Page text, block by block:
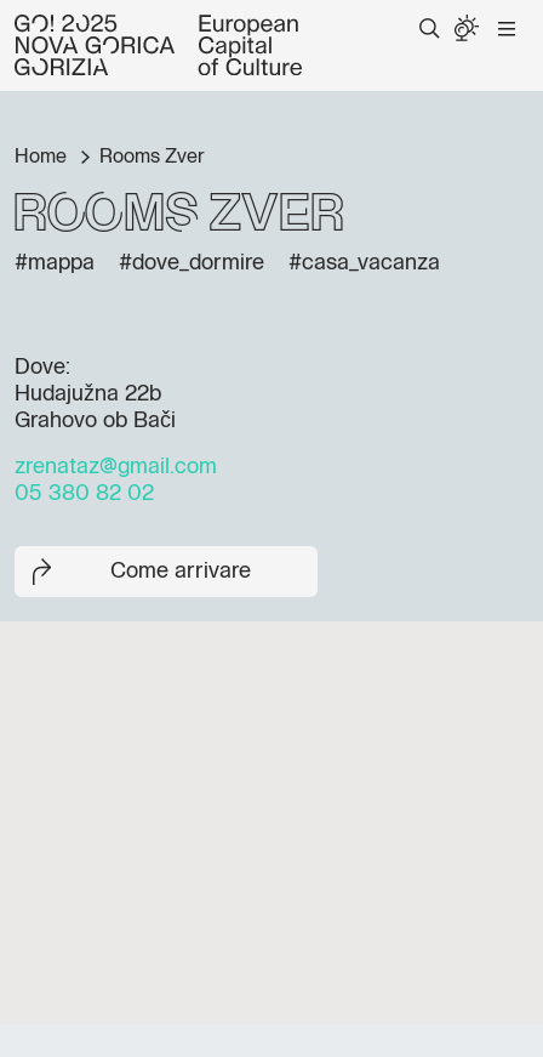
Home Rooms Zver
Rooms Zver
#mappa #dove_dormire #casa_vacanza
Dove:
Hudajužna 22b
Grahovo ob Bači
zrenataz@gmail.com
05 380 82 02
Come arrivare